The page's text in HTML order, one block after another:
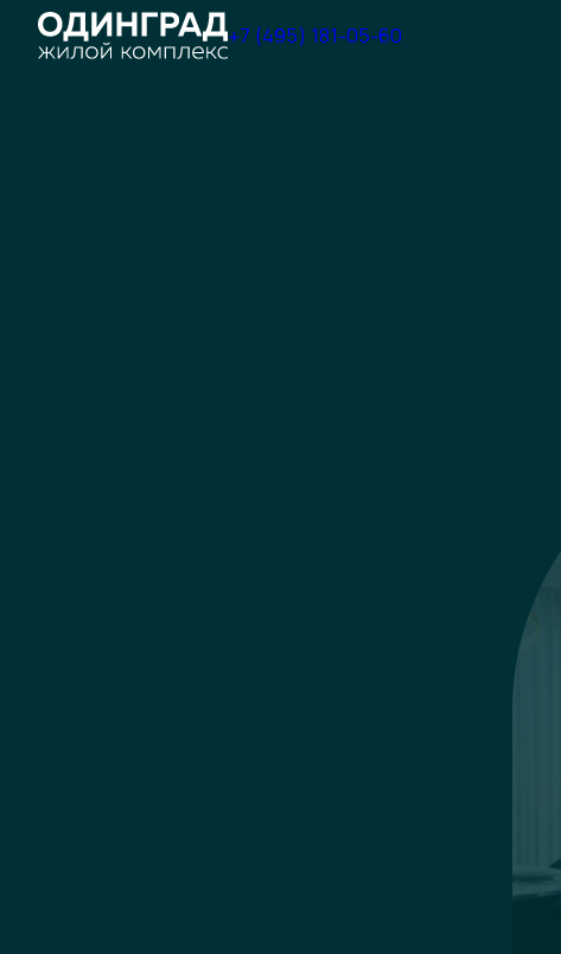
+7 (495) 181-05-60